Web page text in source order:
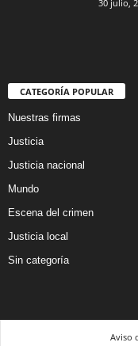
30 julio,
CATEGORÍA POPULAR
Nuestras firmas
Justicia
Justicia nacional
Mundo
Escena del crimen
Justicia local
Sin categoría
Aviso